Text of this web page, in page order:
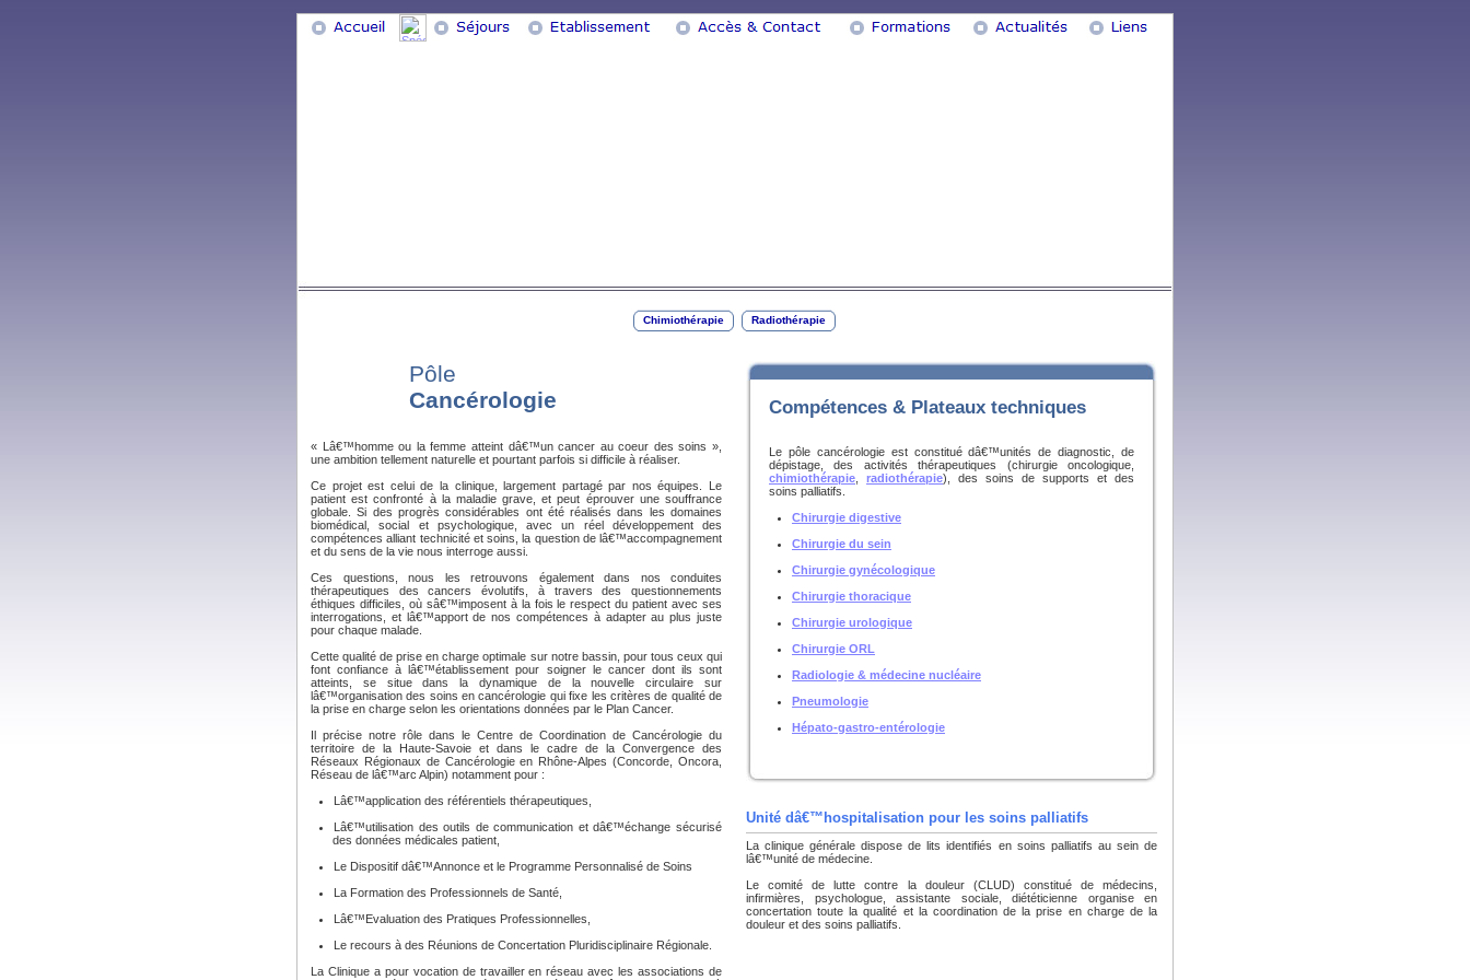
Chimiothérapie Radiothérapie
Pôle
Cancérologie
« Lâ€™homme ou la femme atteint dâ€™un cancer au coeur des soins »,
une ambition tellement naturelle et pourtant parfois si difficile à réaliser.
Ce projet est celui de la clinique, largement partagé par nos équipes. Le
patient est confronté à la maladie grave, et peut éprouver une souffrance
globale. Si des progrès considérables ont été réalisés dans les domaines
biomédical, social et psychologique, avec un réel développement des
compétences alliant technicité et soins, la question de lâ€™accompagnement
et du sens de la vie nous interroge aussi.
Ces questions, nous les retrouvons également dans nos conduites
thérapeutiques des cancers évolutifs, à travers des questionnements
éthiques difficiles, où sâ€™imposent à la fois le respect du patient avec ses
interrogations, et lâ€™apport de nos compétences à adapter au plus juste
pour chaque malade.
Cette qualité de prise en charge optimale sur notre bassin, pour tous ceux qui
font confiance à lâ€™établissement pour soigner le cancer dont ils sont
atteints, se situe dans la dynamique de la nouvelle circulaire sur
lâ€™organisation des soins en cancérologie qui fixe les critères de qualité de
la prise en charge selon les orientations données par le Plan Cancer.
Il précise notre rôle dans le Centre de Coordination de Cancérologie du
territoire de la Haute-Savoie et dans le cadre de la Convergence des
Réseaux Régionaux de Cancérologie en Rhône-Alpes (Concorde, Oncora,
Réseau de lâ€™arc Alpin) notamment pour :
Lâ€™application des référentiels thérapeutiques,
Lâ€™utilisation des outils de communication et dâ€™échange sécurisé
des données médicales patient,
Le Dispositif dâ€™Annonce et le Programme Personnalisé de Soins
La Formation des Professionnels de Santé,
Lâ€™Evaluation des Pratiques Professionnelles,
Le recours à des Réunions de Concertation Pluridisciplinaire Régionale.
La Clinique a pour vocation de travailler en réseau avec les associations de
Compétences & Plateaux techniques
Le pôle cancérologie est constitué dâ€™unités de diagnostic, de
dépistage, des activités thérapeutiques (chirurgie oncologique,
chimiothérapie
radiothérapie), des soins de supports et des
soins palliatifs.
Chirurgie digestive
Chirurgie du sein
Chirurgie gynécologique
Chirurgie thoracique
Chirurgie urologique
Chirurgie ORL
Radiologie & médecine nucléaire
Pneumologie
Hépato-gastro-entérologie
Unité dâ€™hospitalisation pour les soins palliatifs
La clinique générale dispose de lits identifiés en soins palliatifs au sein de
lâ€™unité de médecine.
Le comité de lutte contre la douleur (CLUD) constitué de médecins,
infirmières, psychologue, assistante sociale, diététicienne organise en
concertation toute la qualité et la coordination de la prise en charge de la
douleur et des soins palliatifs.